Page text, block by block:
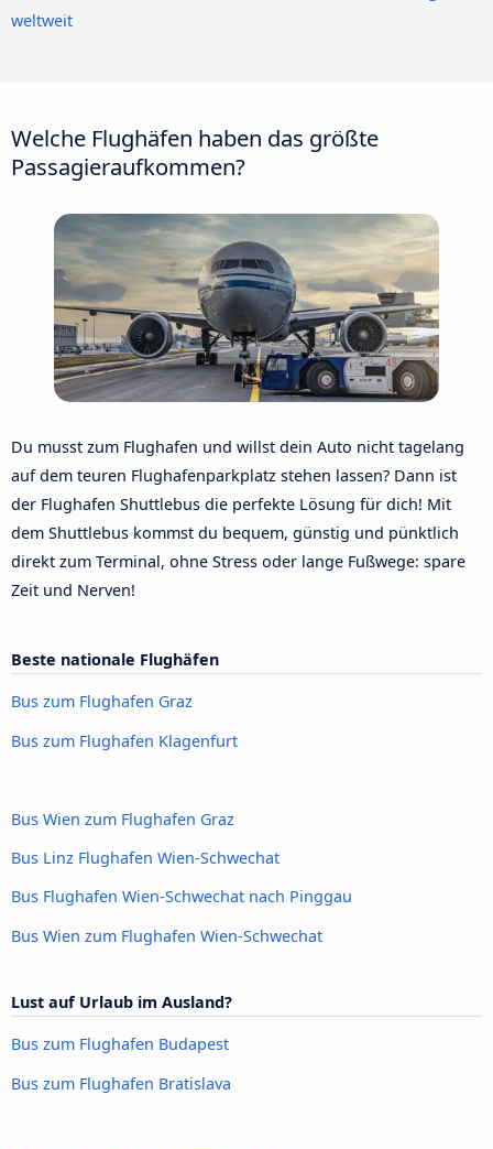
weltweit
Welche Flughäfen haben das größte
Passagieraufkommen?
Du musst zum Flughafen und willst dein Auto nicht tagelang
auf dem teuren Flughafenparkplatz stehen lassen? Dann ist
der Flughafen Shuttlebus die perfekte Lösung für dich! Mit
dem Shuttlebus kommst du bequem, günstig und pünktlich
direkt zum Terminal, ohne Stress oder lange Fußwege: spare
Zeit und Nerven!
Beste nationale Flughäfen
Bus zum Flughafen Graz
Bus zum Flughafen Klagenfurt
Bus Wien zum Flughafen Graz
Bus Linz Flughafen Wien-Schwechat
Bus Flughafen Wien-Schwechat nach Pinggau
Bus Wien zum Flughafen Wien-Schwechat
Lust auf Urlaub im Ausland?
Bus zum Flughafen Budapest
Bus zum Flughafen Bratislava